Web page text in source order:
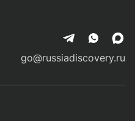
go@russiadiscovery.ru